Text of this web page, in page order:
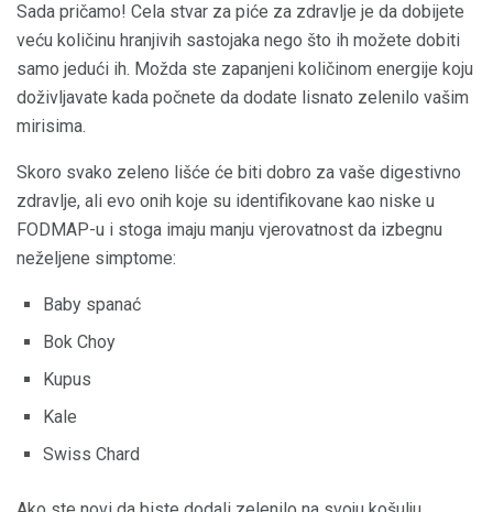
Sada pričamo! Cela stvar za piće za zdravlje je da dobijete
veću količinu hranjivih sastojaka nego što ih možete dobiti
samo jedući ih. Možda ste zapanjeni količinom energije koju
doživljavate kada počnete da dodate lisnato zelenilo vašim
mirisima.
Skoro svako zeleno lišće će biti dobro za vaše digestivno
zdravlje, ali evo onih koje su identifikovane kao niske u
FODMAP-u i stoga imaju manju vjerovatnost da izbegnu
neželjene simptome:
Baby spanać
Bok Choy
Kupus
Kale
Swiss Chard